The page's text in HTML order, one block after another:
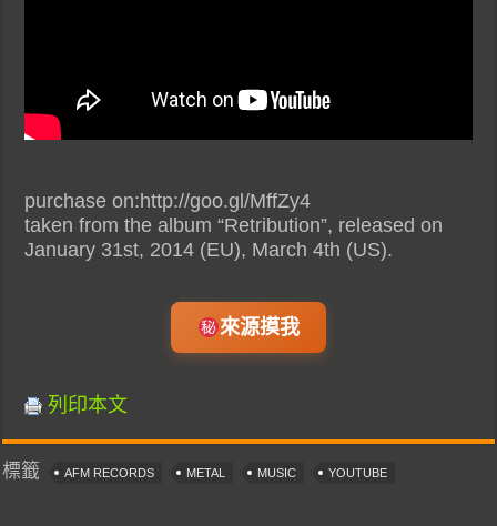
purchase on:http://goo.gl/MffZy4
taken from the album “Retribution”, released on
January 31st, 2014 (EU), March 4th (US).
來源摸我
列印本文
標籤 AFM RECORDS METAL MUSIC YOUTUBE